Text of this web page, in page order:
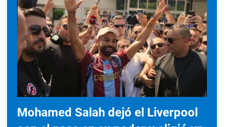
Mohamed Salah dejó el Liverpool